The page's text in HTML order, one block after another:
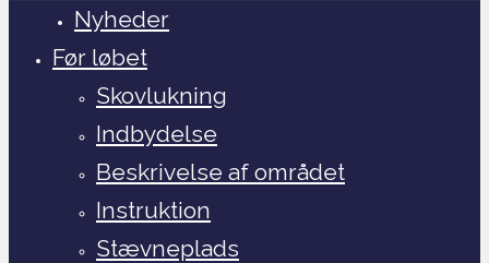
Nyheder
Før løbet
Skovlukning
Indbydelse
Beskrivelse af området
Instruktion
Stævneplads